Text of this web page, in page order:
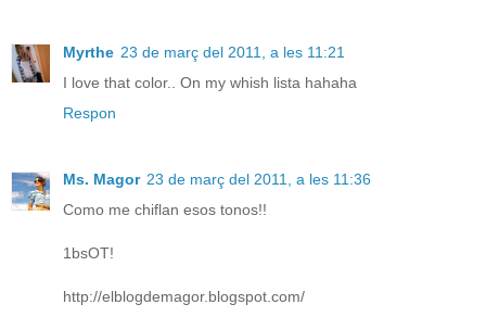
Myrthe 23 de març del 2011, a les 11:21
I love that color.. On my whish lista hahaha
Respon
Ms. Magor 23 de març del 2011, a les 11:36
Como me chiflan esos tonos!!
1bsOT!
http://elblogdemagor.blogspot.com/